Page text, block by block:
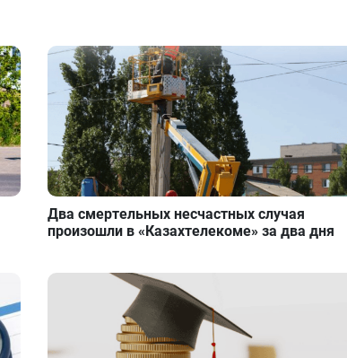
Два смертельных несчастных случая
произошли в «Казахтелекоме» за два дня